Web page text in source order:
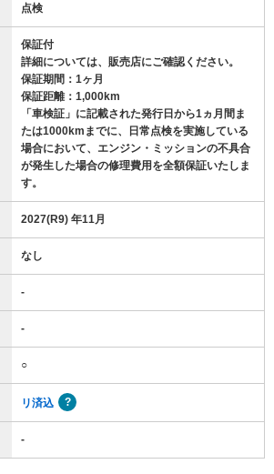
点検
保証付
詳細については、販売店にご確認ください。
保証期間：1ヶ月
保証距離：1,000km
「車検証」に記載された発行日から1ヵ月間ま
たは1000kmまでに、日常点検を実施している
場合において、エンジン・ミッションの不具合
が発生した場合の修理費用を全額保証いたしま
す。
2027(R9) 年11月
なし
-
-
○
リ済込
-